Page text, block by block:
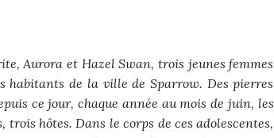
Aurora et Hazel Swan, trois jeunes femmes
habitants de la ville de Sparrow. Des pierres
ce jour, chaque année au mois de juin, les
hôtes. Dans le corps de ces adolescentes,